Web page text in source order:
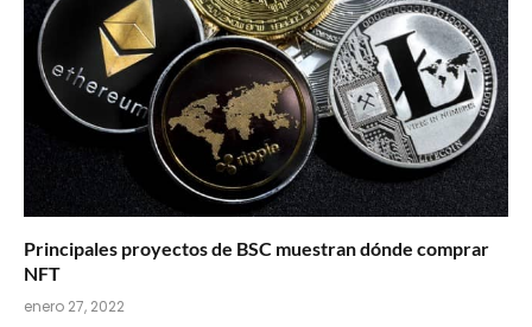
Principales proyectos de BSC muestran dónde comprar
NFT
enero 27, 2022